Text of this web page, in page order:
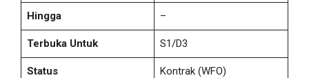
Hingga –
Terbuka Untuk S1/D3
Status Kontrak (WFO)